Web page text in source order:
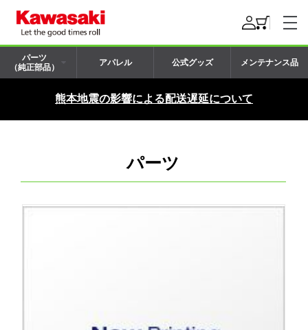
パーツ
（純正部品）
アパレル 公式グッズ メンテナンス品
熊本地震の影響による配送遅延について
パーツ